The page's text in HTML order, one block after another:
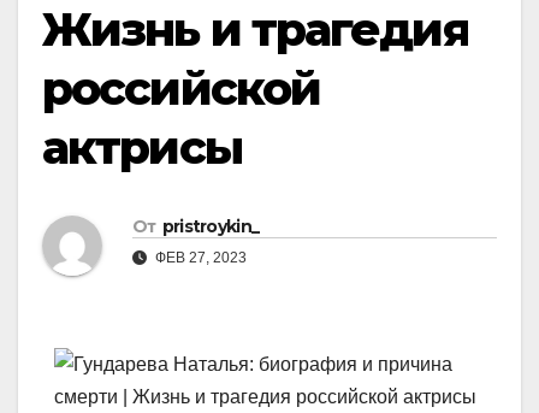
Жизнь и трагедия
российской
актрисы
От pristroykin_
ФЕВ 27, 2023